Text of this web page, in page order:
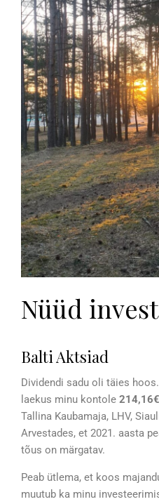
Nüüd
Balti Aktsiad
Dividendi sadu oli täies
laekus minu kontole 214,16€
Tallina Kaubamaja, LHV,
Arvestades, et 2021. aasta
tõus on märgatav.
Peab ütlema, et koos
muutub ka minu